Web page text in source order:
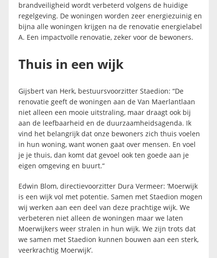
brandveiligheid wordt verbeterd volgens de huidige
regelgeving. De woningen worden zeer energiezuinig en
bijna alle woningen krijgen na de renovatie energielabel
A. Een impactvolle renovatie, zeker voor de bewoners.
Thuis in een wijk
Gijsbert van Herk, bestuursvoorzitter Staedion: “De
renovatie geeft de woningen aan de Van Maerlantlaan
niet alleen een mooie uitstraling, maar draagt ook bij
aan de leefbaarheid en de duurzaamheidsagenda. Ik
vind het belangrijk dat onze bewoners zich thuis voelen
in hun woning, want wonen gaat over mensen. En voel
je je thuis, dan komt dat gevoel ook ten goede aan je
eigen omgeving en buurt.“
Edwin Blom, directievoorzitter Dura Vermeer: ‘Moerwijk
is een wijk vol met potentie. Samen met Staedion mogen
wij werken aan een deel van deze prachtige wijk. We
verbeteren niet alleen de woningen maar we laten
Moerwijkers weer stralen in hun wijk. We zijn trots dat
we samen met Staedion kunnen bouwen aan een sterk,
veerkrachtig Moerwijk’.